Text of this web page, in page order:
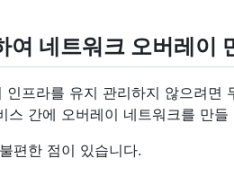
네트워크 오버레이
프라를 유지 관리하지 않으려면
스 간에 오버레이 네트워크를 만들
편한 점이 있습니다.